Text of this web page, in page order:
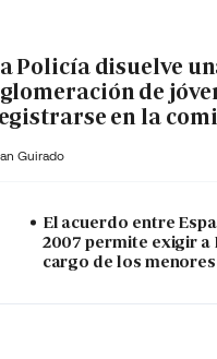
Policía disuelve
de
en la
Guirado
El acuerdo entre
2007 permite exigir a
cargo de los menores